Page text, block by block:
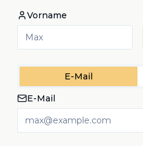
Vorname
E-Mail
E-Mail